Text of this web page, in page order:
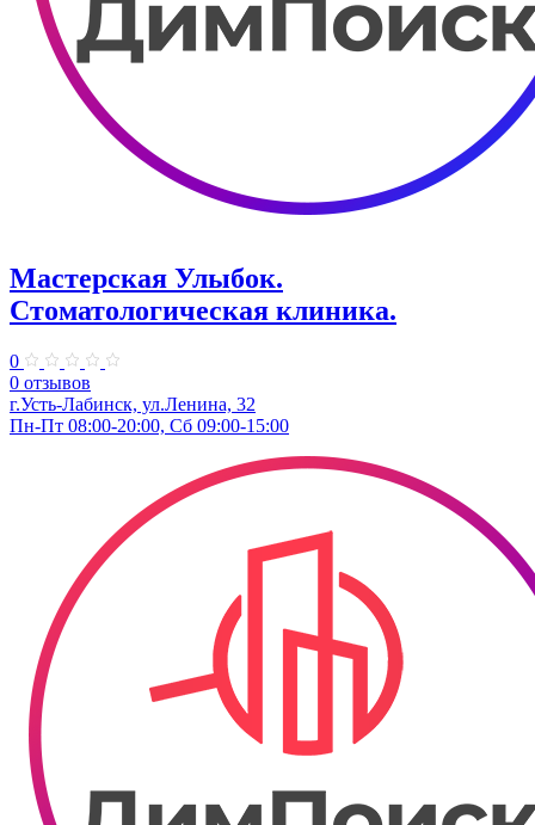
Мастерская Улыбок.
Стоматологическая клиника.
0
0 отзывов
г.Усть-Лабинск, ул.Ленина, 32
Пн-Пт 08:00-20:00, Сб 09:00-15:00